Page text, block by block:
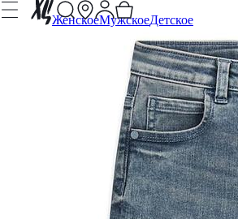
ЖенскоеМужскоеДетское